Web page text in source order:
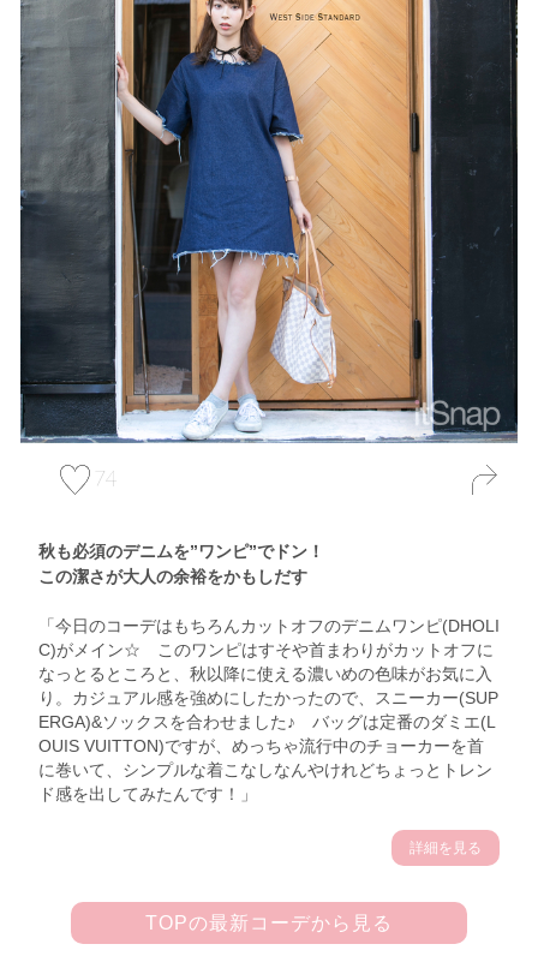
74
秋も必須のデニムを”ワンピ”でドン！
この潔さが大人の余裕をかもしだす
「今日のコーデはもちろんカットオフのデニムワンピ(DHOLI
C)がメイン☆ このワンピはすそや首まわりがカットオフに
なっとるところと、秋以降に使える濃いめの色味がお気に入
り。カジュアル感を強めにしたかったので、スニーカー(SUP
ERGA)&ソックスを合わせました♪ バッグは定番のダミエ(L
OUIS VUITTON)ですが、めっちゃ流行中のチョーカーを首
に巻いて、シンプルな着こなしなんやけれどちょっとトレン
ド感を出してみたんです！」
詳細を見る
TOPの最新コーデから見る